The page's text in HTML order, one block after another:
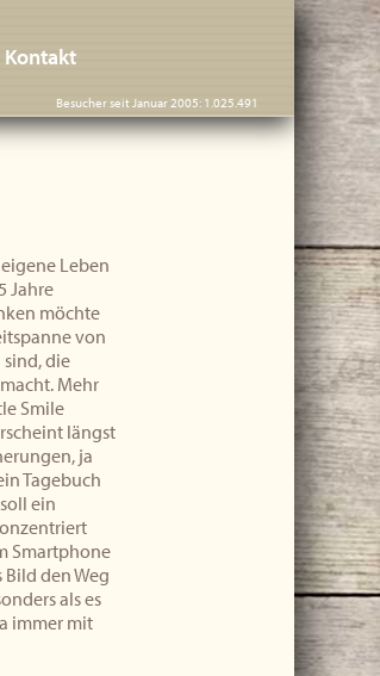
Kontakt
Besucher seit Januar 2005: 1.025.491
Leben
Jahre
möchte
von
die
Mehr
Smile
längst
ja
Tagebuch
ein
Smartphone
den Weg
als es
immer mit